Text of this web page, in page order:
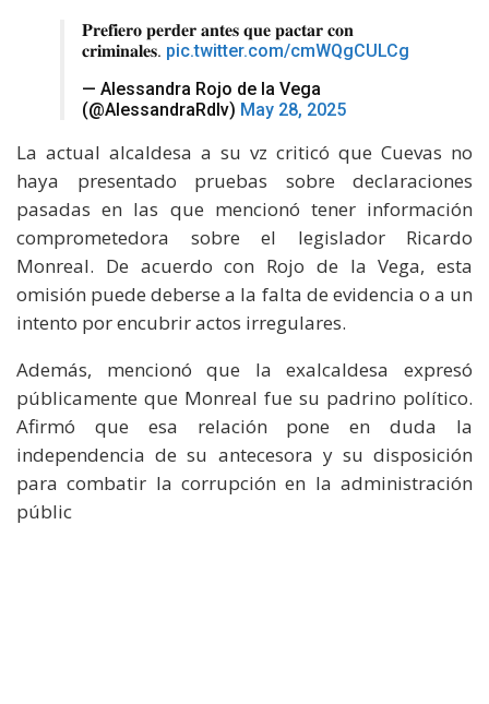
𝐏𝐫𝐞𝐟𝐢𝐞𝐫𝐨 𝐩𝐞𝐫𝐝𝐞𝐫 𝐚𝐧𝐭𝐞𝐬 𝐪𝐮𝐞 𝐩𝐚𝐜𝐭𝐚𝐫 𝐜𝐨𝐧
𝐜𝐫𝐢𝐦𝐢𝐧𝐚𝐥𝐞𝐬. pic.twitter.com/cmWQgCULCg
— Alessandra Rojo de la Vega
(@AlessandraRdlv) May 28, 2025
La actual alcaldesa a su vz criticó que Cuevas no
haya presentado pruebas sobre declaraciones
pasadas en las que mencionó tener información
comprometedora sobre el legislador Ricardo
Monreal. De acuerdo con Rojo de la Vega, esta
omisión puede deberse a la falta de evidencia o a un
intento por encubrir actos irregulares.
Además, mencionó que la exalcaldesa expresó
públicamente que Monreal fue su padrino político.
Afirmó que esa relación pone en duda la
independencia de su antecesora y su disposición
para combatir la corrupción en la administración
públic